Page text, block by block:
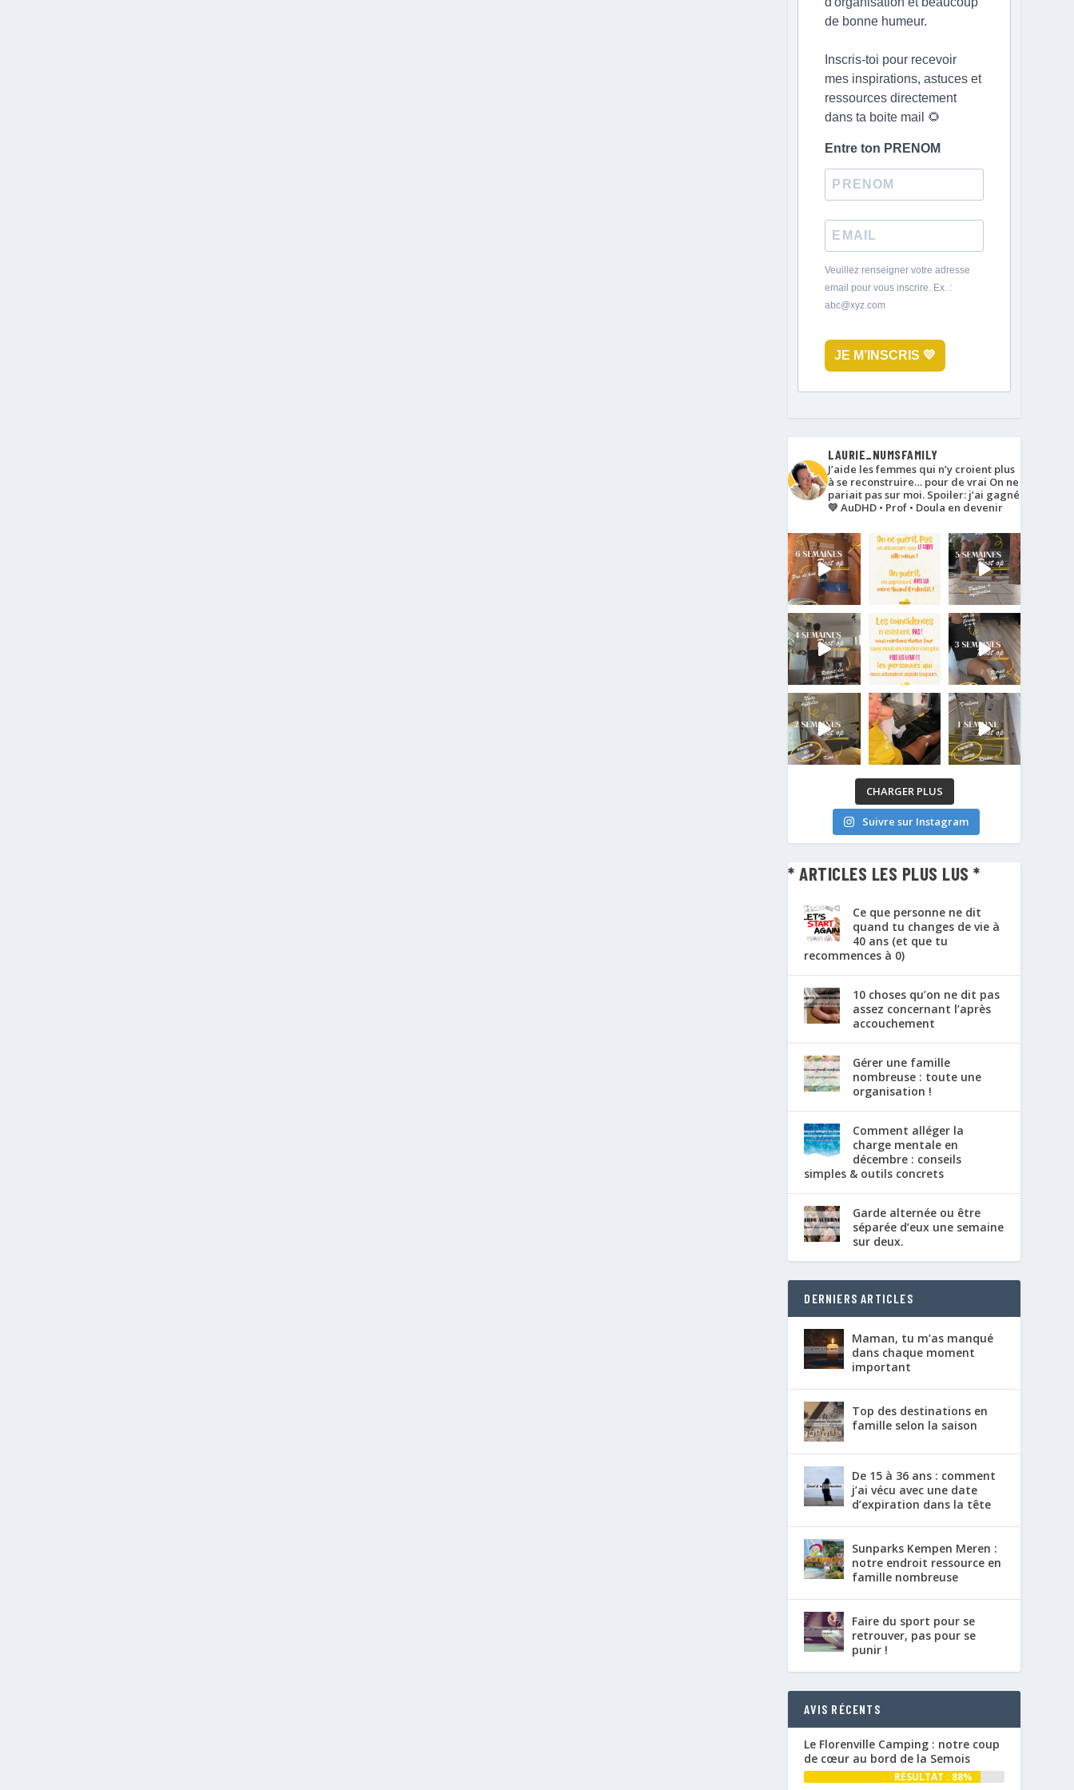
de bonne humeur.
Inscris-toi pour recevoir
mes inspirations, astuces et
ressources directement
dans ta boite mail 🌻
Entre ton PRENOM
Veuillez renseigner votre adresse
email pour vous inscrire. Ex. :
abc@xyz.com
JE M’INSCRIS 💛
LAURIE_NUMSFAMILY
J’aide les femmes qui n’y croient plus
à se reconstruire… pour de vrai On ne
pariait pas sur moi. Spoiler: j’ai gagné
💛 AuDHD • Prof • Doula en devenir
CHARGER PLUS
Suivre sur Instagram
* ARTICLES LES PLUS LUS *
Ce que personne ne dit
quand tu changes de vie à
40 ans (et que tu
recommences à 0)
10 choses qu’on ne dit pas
assez concernant l’après
accouchement
Gérer une famille
nombreuse : toute une
organisation !
Comment alléger la
charge mentale en
décembre : conseils
simples & outils concrets
Garde alternée ou être
séparée d’eux une semaine
sur deux.
DERNIERS ARTICLES
Maman, tu m’as manqué
dans chaque moment
important
Top des destinations en
famille selon la saison
De 15 à 36 ans : comment
j’ai vécu avec une date
d’expiration dans la tête
Sunparks Kempen Meren :
notre endroit ressource en
famille nombreuse
Faire du sport pour se
retrouver, pas pour se
punir !
AVIS RÉCENTS
Le Florenville Camping : notre coup
de cœur au bord de la Semois
RÉSULTAT : 88%